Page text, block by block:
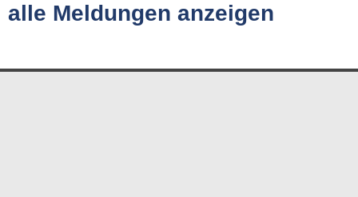
alle Meldungen anzeigen